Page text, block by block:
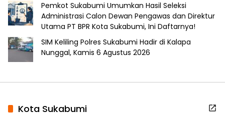
Pemkot Sukabumi Umumkan Hasil Seleksi
Administrasi Calon Dewan Pengawas dan Direktur
Utama PT BPR Kota Sukabumi, Ini Daftarnya!
SIM Keliling Polres Sukabumi Hadir di Kalapa
Nunggal, Kamis 6 Agustus 2026
Kota Sukabumi